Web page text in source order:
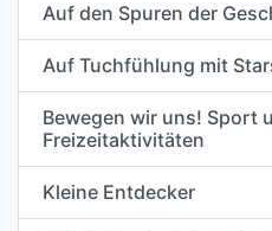
Auf den Spuren der
Auf Tuchfühlung mit
Bewegen wir uns! Sport
Freizeitaktivitäten
Kleine Entdecker